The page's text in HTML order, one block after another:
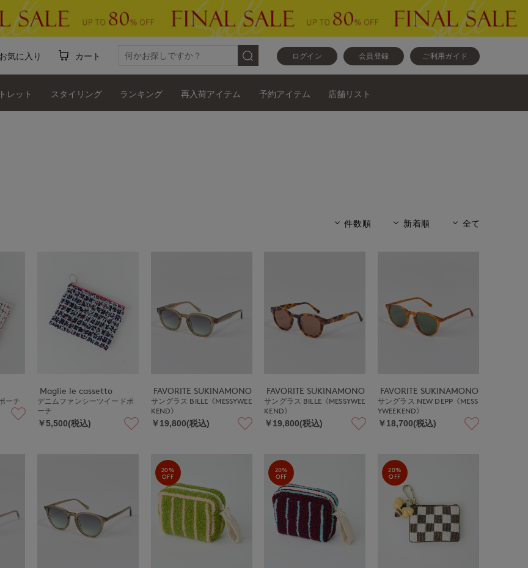
ログイン 会員登録 ご利用ガイド
お気に入り カート
レット スタイリング ランキング 再入荷アイテム 予約アイテム 店舗リスト
件数順 新着順 全て
ーチ
Maglie le cassetto
デニムファンシーツイードポ
ーチ
￥5,500(税込)
FAVORITE SUKINAMONO
サングラス BILLE《MESSYWEE
KEND》
￥19,800(税込)
FAVORITE SUKINAMONO
サングラス BILLE《MESSYWEE
KEND》
￥19,800(税込)
FAVORITE SUKINAMONO
サングラス NEW DEPP《MESS
YWEEKEND》
￥18,700(税込)
20%
OFF
20%
OFF
20%
OFF